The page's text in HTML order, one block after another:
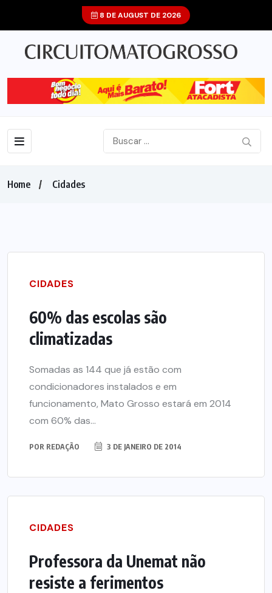
8 DE AUGUST DE 2026
Home Cidades
CIDADES
60% das escolas são
climatizadas
Somadas as 144 que já estão com
condicionadores instalados e em
funcionamento, Mato Grosso estará em 2014
com 60% das...
POR REDAÇÃO 3 DE JANEIRO DE 2014
CIDADES
Professora da Unemat não
resiste a ferimentos